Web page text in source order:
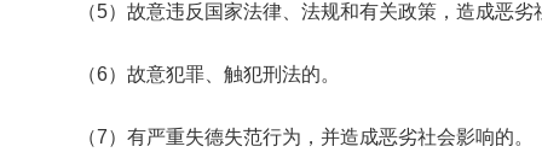
（5）故意违反国家法律、法规和有关政策，造成恶劣
（6）故意犯罪、触犯刑法的。
（7）有严重失德失范行为，并造成恶劣社会影响的。